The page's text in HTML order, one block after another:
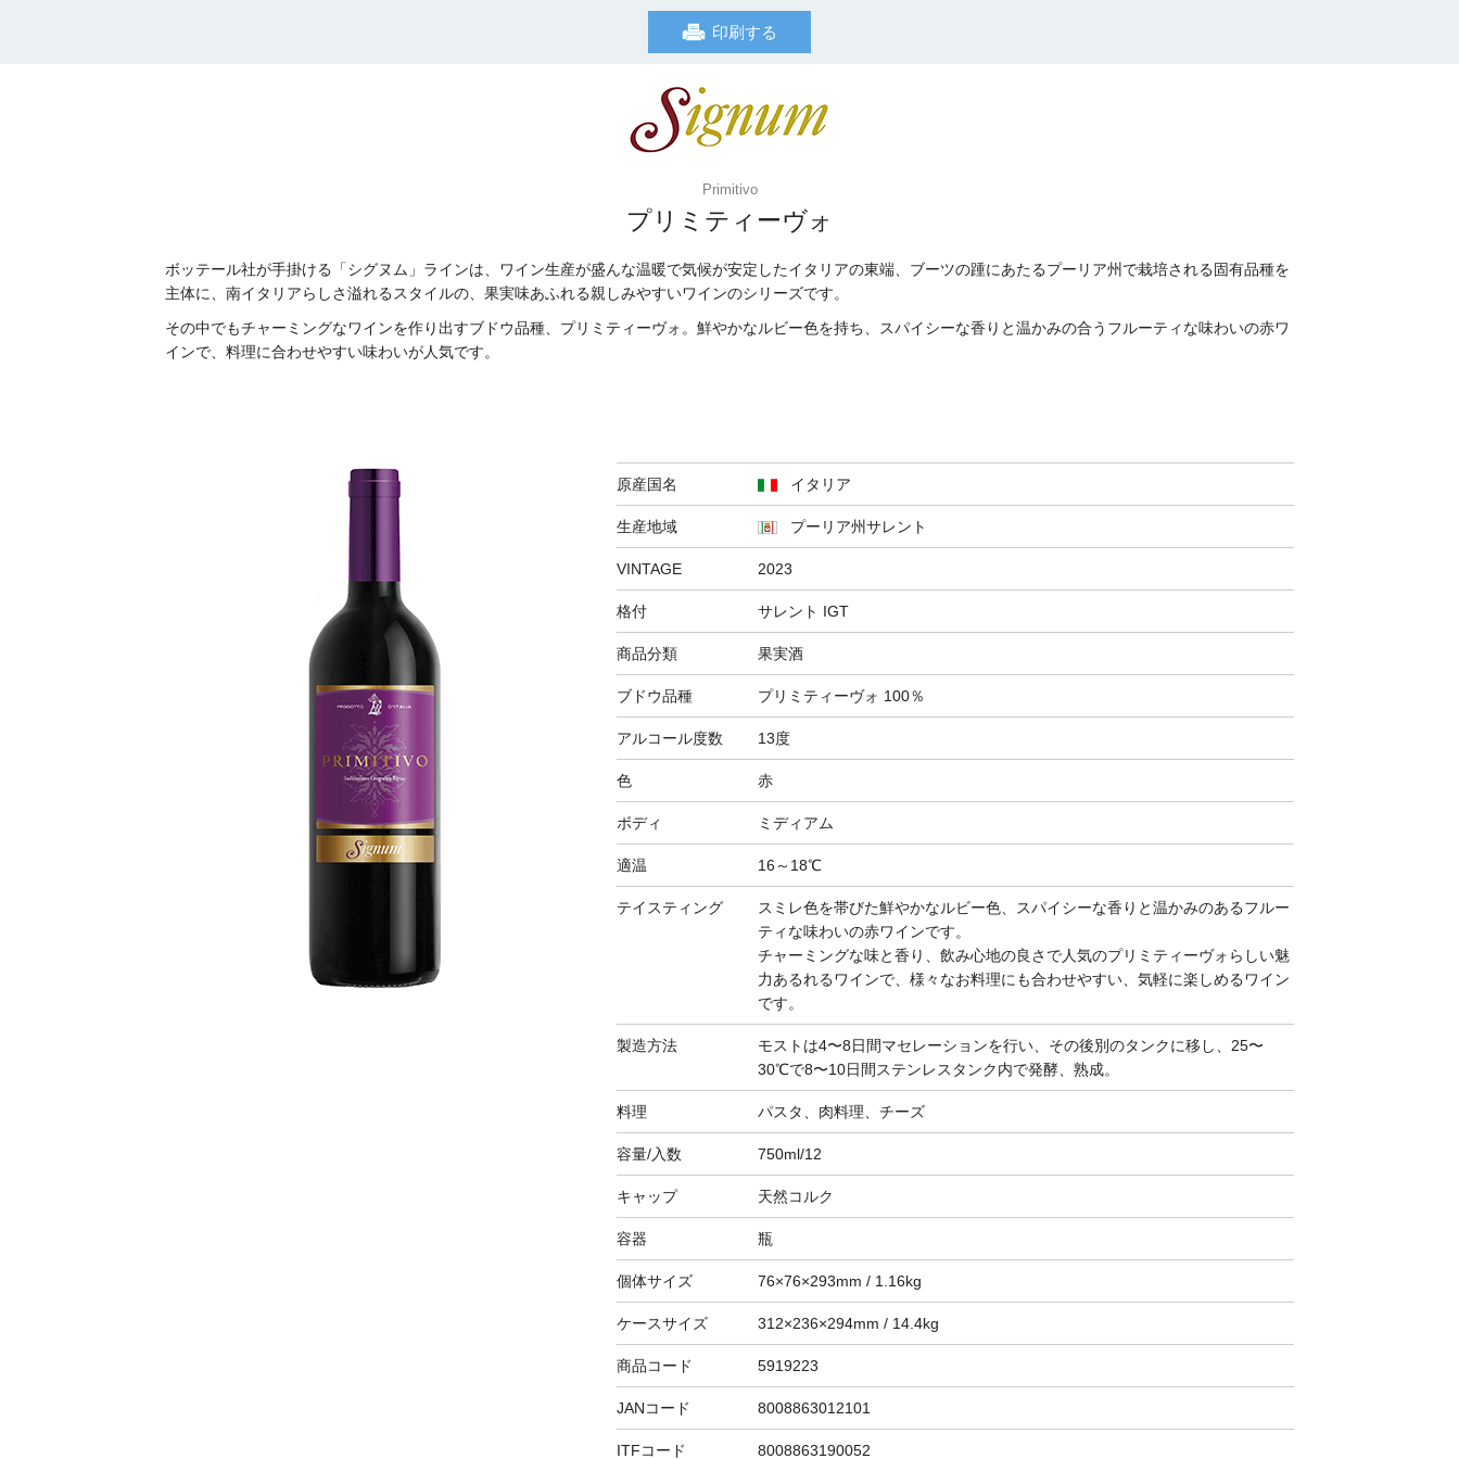
印刷する
Primitivo
プリミティーヴォ
ボッテール社が手掛ける「シグヌム」ラインは、ワイン生産が盛んな温暖で気候が安定したイタリアの東端、ブーツの踵にあたるプーリア州で栽培される固有品種を
主体に、南イタリアらしさ溢れるスタイルの、果実味あふれる親しみやすいワインのシリーズです。
その中でもチャーミングなワインを作り出すブドウ品種、プリミティーヴォ。鮮やかなルビー色を持ち、スパイシーな香りと温かみの合うフルーティな味わいの赤ワ
インで、料理に合わせやすい味わいが人気です。
原産国名 イタリア
生産地域 プーリア州サレント
VINTAGE 2023
格付 サレント IGT
商品分類 果実酒
ブドウ品種 プリミティーヴォ 100％
アルコール度数 13度
色 赤
ボディ ミディアム
適温 16～18℃
テイスティング
スミレ色を帯びた鮮やかなルビー色、スパイシーな香りと温かみのあるフルー
ティな味わいの赤ワインです。
チャーミングな味と香り、飲み心地の良さで人気のプリミティーヴォらしい魅
力あるれるワインで、様々なお料理にも合わせやすい、気軽に楽しめるワイン
です。
製造方法
モストは4〜8日間マセレーションを行い、その後別のタンクに移し、25〜
30℃で8〜10日間ステンレスタンク内で発酵、熟成。
料理 パスタ、肉料理、チーズ
容量/入数 750ml/12
キャップ 天然コルク
容器 瓶
個体サイズ 76×76×293mm / 1.16kg
ケースサイズ 312×236×294mm / 14.4kg
商品コード 5919223
JANコード 8008863012101
ITFコード 8008863190052